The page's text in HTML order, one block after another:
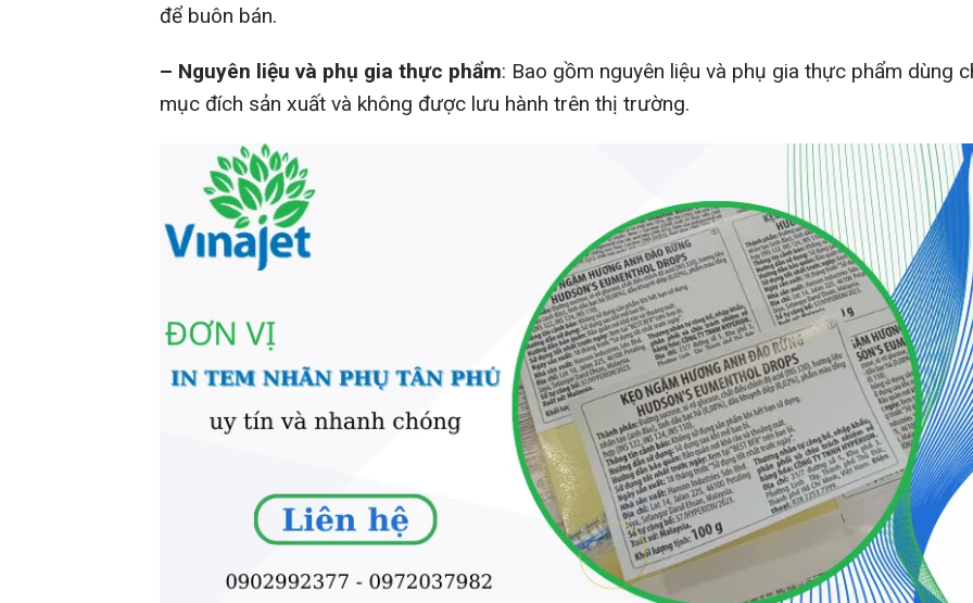
để buôn bán.
– Nguyên liệu và phụ gia thực phẩm: Bao gồm nguyên liệu và phụ gia thực phẩm dùng
mục đích sản xuất và không được lưu hành trên thị trường.